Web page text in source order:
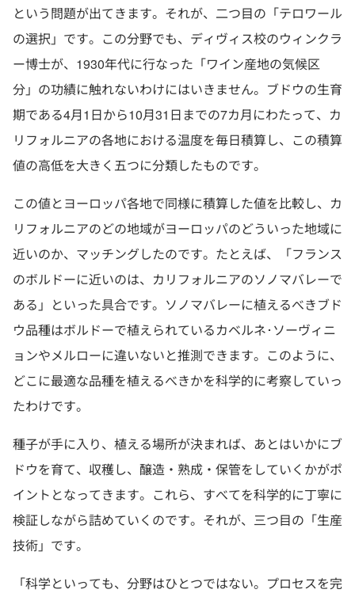
という問題が出てきます。それが、二つ目の「テロワール
の選択」です。この分野でも、ディヴィス校のウィンクラ
ー博士が、1930年代に行なった「ワイン産地の気候区
分」の功績に触れないわけにはいきません。ブドウの生育
期である4月1日から10月31日までの7カ月にわたって、カ
リフォルニアの各地における温度を毎日積算し、この積算
値の高低を大きく五つに分類したものです。
この値とヨーロッパ各地で同様に積算した値を比較し、カ
リフォルニアのどの地域がヨーロッパのどういった地域に
近いのか、マッチングしたのです。たとえば、「フランス
のボルドーに近いのは、カリフォルニアのソノマバレーで
ある」といった具合です。ソノマバレーに植えるべきブド
ウ品種はボルドーで植えられているカベルネ･ソーヴィニ
ョンやメルローに違いないと推測できます。このように、
どこに最適な品種を植えるべきかを科学的に考察していっ
たわけです。
種子が手に入り、植える場所が決まれば、あとはいかにブ
ドウを育て、収穫し、醸造・熟成・保管をしていくかがポ
イントとなってきます。これら、すべてを科学的に丁寧に
検証しながら詰めていくのです。それが、三つ目の「生産
技術」です。
「科学といっても、分野はひとつではない。プロセスを完